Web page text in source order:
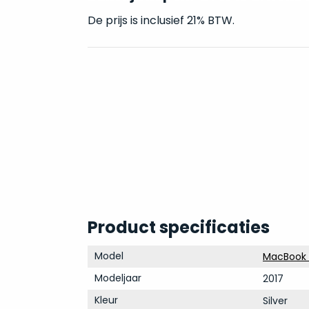
De prijs is inclusief 21% BTW.
Product specificaties
Model
MacBook
Modeljaar
2017
Kleur
Silver